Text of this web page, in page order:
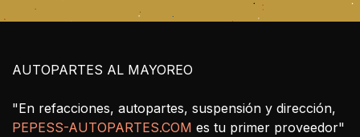
AUTOPARTES AL MAYOREO
"En refacciones, autopartes, suspensión y dirección,
PEPESS-AUTOPARTES.COM es tu primer proveedor"